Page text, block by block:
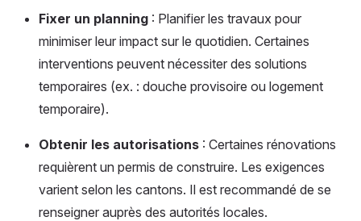
Fixer un planning : Planifier les travaux pour
minimiser leur impact sur le quotidien. Certaines
interventions peuvent nécessiter des solutions
temporaires (ex. : douche provisoire ou logement
temporaire).
Obtenir les autorisations : Certaines rénovations
requièrent un permis de construire. Les exigences
varient selon les cantons. Il est recommandé de se
renseigner auprès des autorités locales.